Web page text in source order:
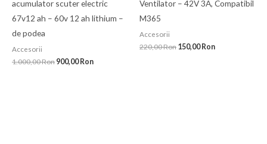
acumulator scuter electric
67v12 ah – 60v 12 ah lithium –
de podea
Accesorii
1.000,00Ron 900,00 Ron
Ventilator – 42V 3A, Compatibil
M365
Accesorii
220,00Ron 150,00 Ron